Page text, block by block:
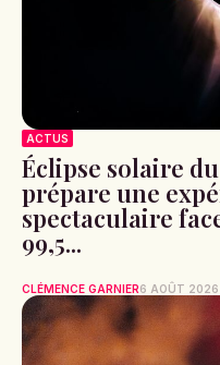
ACTUS
Éclipse solaire
prépare une
spectaculaire
99,5...
CLÉMENCE GARNIER6 AOÛT 2026